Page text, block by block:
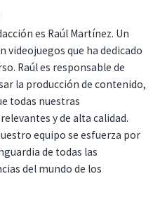
es Raúl Martínez. Un
videojuegos que ha dedicado
Raúl es responsable de
la producción de contenido,
todas nuestras
y de alta calidad.
equipo se esfuerza por
de todas las
del mundo de los